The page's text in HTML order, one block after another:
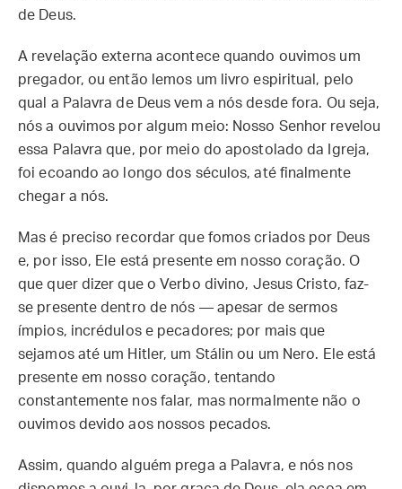
de Deus.
A revelação externa acontece quando ouvimos um
pregador, ou então lemos um livro espiritual, pelo
qual a Palavra de Deus vem a nós desde fora. Ou seja,
nós a ouvimos por algum meio: Nosso Senhor revelou
essa Palavra que, por meio do apostolado da Igreja,
foi ecoando ao longo dos séculos, até finalmente
chegar a nós.
Mas é preciso recordar que fomos criados por Deus
e, por isso, Ele está presente em nosso coração. O
que quer dizer que o Verbo divino, Jesus Cristo, faz-
se presente dentro de nós — apesar de sermos
ímpios, incrédulos e pecadores; por mais que
sejamos até um Hitler, um Stálin ou um Nero. Ele está
presente em nosso coração, tentando
constantemente nos falar, mas normalmente não o
ouvimos devido aos nossos pecados.
Assim, quando alguém prega a Palavra, e nós nos